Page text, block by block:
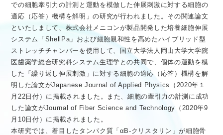
での細胞牽引力の計測と運動を模倣した伸展刺激に対する細胞の
適応（応答）機構を解明」の研究が行われました。その関連論文
といたしまして、株式会社メニコンが製品開発した培養細胞伸展
システム「ShellPa」および細胞親和性を高めたハイブリッド型
ストレッチチャンバーを使用して、国立大学法人岡山大学大学院
医歯薬学総合研究科システム生理学との共同で、個体の運動を模
した「繰り返し伸展刺激」に対する細胞の適応（応答）機構を解
明した論文がJapanese Journal of Applied Physics（2020年１
月22日付）に掲載されました。また、細胞の牽引力の計測に成功
した論文がJournal of Fiber Science and Technology（2020年9
月10日付）に掲載されました。
本研究では、着目したタンパク質「αB-クリスタリン」が細胞骨